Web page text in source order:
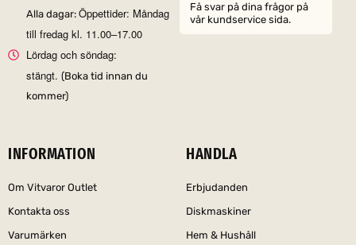
Alla dagar: Öppettider: Måndag
till fredag kl. 11.00–17.00
Lördag och söndag:
stängt. (Boka tid innan du
kommer)
Få svar på dina frågor på
vår kundservice sida.
INFORMATION
Om Vitvaror Outlet
Kontakta oss
Varumärken
HANDLA
Erbjudanden
Diskmaskiner
Hem & Hushåll